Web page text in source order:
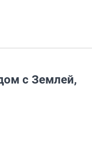
с Землей,